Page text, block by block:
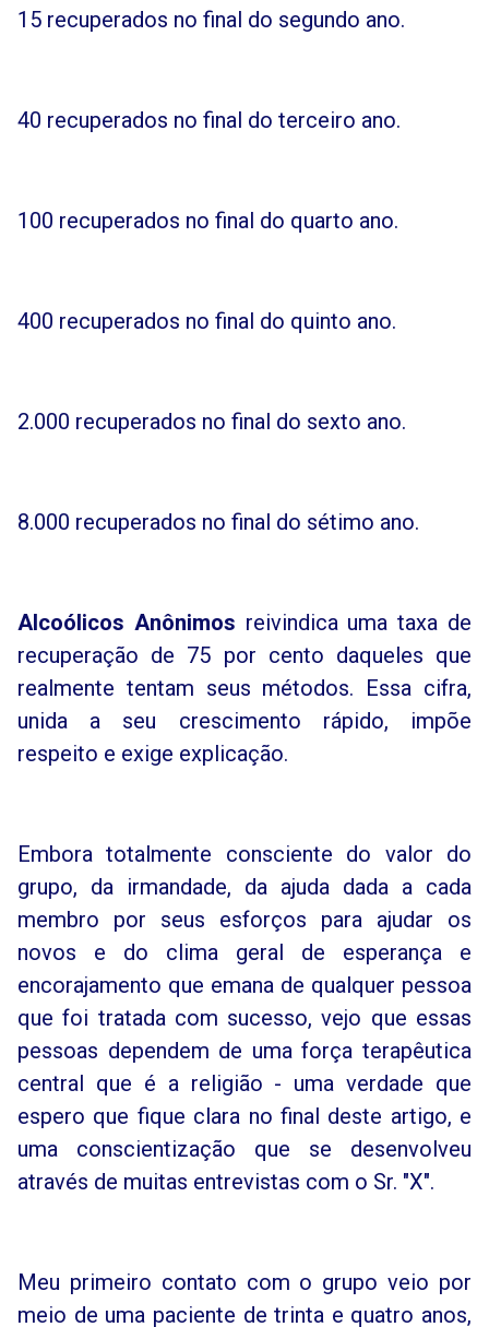
15 recuperados no final do segundo ano.
40 recuperados no final do terceiro ano.
100 recuperados no final do quarto ano.
400 recuperados no final do quinto ano.
2.000 recuperados no final do sexto ano.
8.000 recuperados no final do sétimo ano.
Alcoólicos Anônimos reivindica uma taxa de
recuperação de 75 por cento daqueles que
realmente tentam seus métodos. Essa cifra,
unida a seu crescimento rápido, impõe
respeito e exige explicação.
Embora totalmente consciente do valor do
grupo, da irmandade, da ajuda dada a cada
membro por seus esforços para ajudar os
novos e do clima geral de esperança e
encorajamento que emana de qualquer pessoa
que foi tratada com sucesso, vejo que essas
pessoas dependem de uma força terapêutica
central que é a religião - uma verdade que
espero que fique clara no final deste artigo, e
uma conscientização que se desenvolveu
através de muitas entrevistas com o Sr. "X".
Meu primeiro contato com o grupo veio por
meio de uma paciente de trinta e quatro anos,